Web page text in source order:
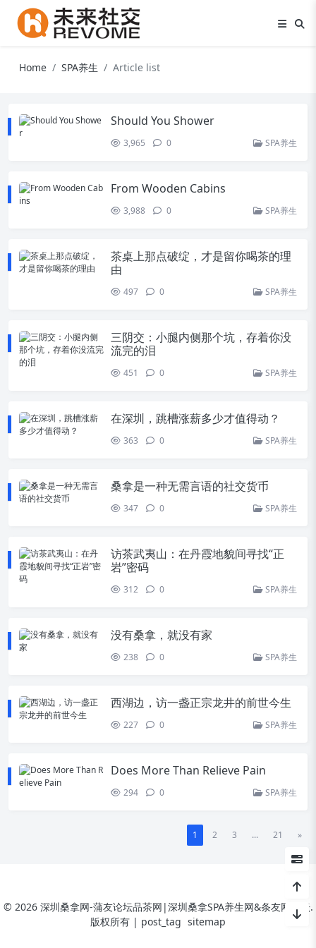
Home SPA养生 Article list
Should You Shower
3,965 0 SPA养生
From Wooden Cabins
3,988 0 SPA养生
茶桌上那点破绽，才是留你喝茶的理
由
497 0 SPA养生
三阴交：小腿内侧那个坑，存着你没
流完的泪
451 0 SPA养生
在深圳，跳槽涨薪多少才值得动？
363 0 SPA养生
桑拿是一种无需言语的社交货币
347 0 SPA养生
访茶武夷山：在丹霞地貌间寻找“正
岩”密码
312 0 SPA养生
没有桑拿，就没有家
238 0 SPA养生
西湖边，访一盏正宗龙井的前世今生
227 0 SPA养生
Does More Than Relieve Pain
294 0 SPA养生
1 2 3 ... 21 »
© 2026 深圳桑拿网-蒲友论坛品茶网|深圳桑拿SPA养生网&条友网论坛.
版权所有 | post_tag sitemap